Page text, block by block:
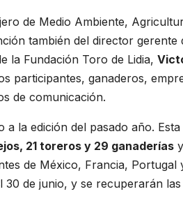
de Medio Ambiente,
también del director gerente
la Fundación Toro de Lidia,
participantes, ganaderos,
de comunicación.
la edición del pasado año.
21 toreros y 29 ganaderías
de México, Francia, Portugal
de junio, y se recuperarán